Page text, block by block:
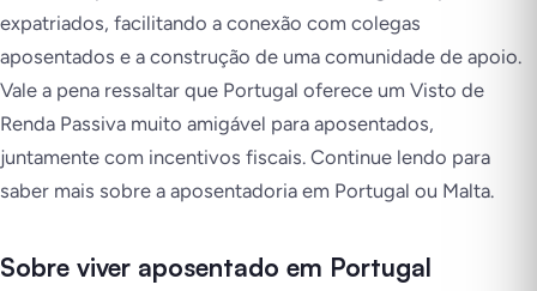
expatriados, facilitando a conexão com colegas
aposentados e a construção de uma comunidade de apoio.
Vale a pena ressaltar que Portugal oferece um Visto de
Renda Passiva muito amigável para aposentados,
juntamente com incentivos fiscais. Continue lendo para
saber mais sobre a aposentadoria em Portugal ou Malta.
Sobre viver aposentado em Portugal